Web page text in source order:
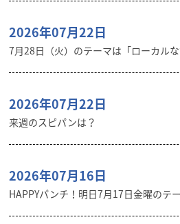
2026年07月22日
7月28日（火）のテーマは「ローカルな
2026年07月22日
来週のスピパンは？
2026年07月16日
HAPPYパンチ！明日7月17日金曜のテ